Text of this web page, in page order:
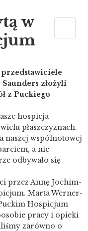
w
przedstawiciele
złożyli
z Puckiego
hospicja
płaszczyznach.
naszej wspólnotowej
a nie
odbywało się
przez Annę Jochim-
Marta Werner-
Hospicjum
pracy i opieki
zarówno o